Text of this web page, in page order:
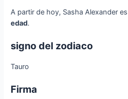
A partir de hoy, Sasha Alexander es
edad.
signo del zodiaco
Tauro
Firma